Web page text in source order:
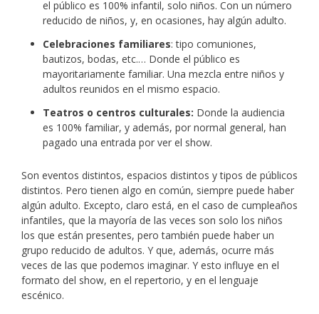
el público es 100% infantil, solo niños. Con un número
reducido de niños, y, en ocasiones, hay algún adulto.
Celebraciones familiares: tipo comuniones,
bautizos, bodas, etc.… Donde el público es
mayoritariamente familiar. Una mezcla entre niños y
adultos reunidos en el mismo espacio.
Teatros o centros culturales: Donde la audiencia
es 100% familiar, y además, por normal general, han
pagado una entrada por ver el show.
Son eventos distintos, espacios distintos y tipos de públicos
distintos. Pero tienen algo en común, siempre puede haber
algún adulto. Excepto, claro está, en el caso de cumpleaños
infantiles, que la mayoría de las veces son solo los niños
los que están presentes, pero también puede haber un
grupo reducido de adultos. Y que, además, ocurre más
veces de las que podemos imaginar. Y esto influye en el
formato del show, en el repertorio, y en el lenguaje
escénico.